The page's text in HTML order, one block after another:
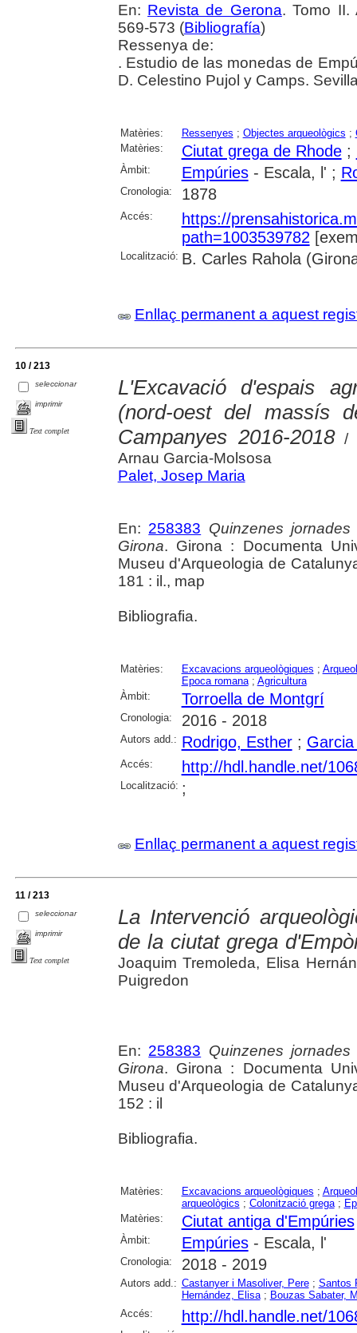
En: Revista de Gerona. Tomo II.
569-573 (Bibliografía)
Ressenya de:
. Estudio de las monedas de
D. Celestino Pujol y Camps.
Matèries: Ressenyes ; Objectes arqueològics ;
Matèries:
Ciutat grega de Rhode;
Àmbit: Empúries- Escala, l' ;
Cronologia: 1878
Accés:
https://
path=1003539782
Localització: B. Carles Rahola
Enllaç permanent a aquest
10 / 213
seleccionar
imprimir
Text complet
L'Excavació d'espais
(nord-oest del massís
Campanyes 2016-2018/
Arnau Garcia-Molsosa
Palet, Josep Maria
En: 258383 Quinzenes
Girona. Girona : Documenta
Museu d'Arqueologia de
181 : il., map
Bibliografia.
Matèries: Excavacions arqueològiques ;
Epoca romana; Agricultura
Àmbit:
Torroella de Montgrí
Cronologia: 2016 - 2018
Autors add.: Rodrigo, Esther;
Accés: http://hdl.handle.net/
Localització: ;
Enllaç permanent a aquest
11 / 213
seleccionar
imprimir
Text complet
La Intervenció
de la ciutat grega
Joaquim Tremoleda, Elisa
Puigredon
En: 258383 Quinzenes
Girona. Girona : Documenta
Museu d'Arqueologia de
152 : il
Bibliografia.
Matèries: Excavacions arqueològiques ;
arqueològics ; Colonització grega;
Matèries:
Ciutat antiga d'Empúries
Àmbit: Empúries- Escala, l'
Cronologia: 2018 - 2019
Autors add.: Castanyer i Masoliver, Pere; Santos
Hernández, Elisa; Bouzas Sabater,
Accés:
http://hdl.handle.net/